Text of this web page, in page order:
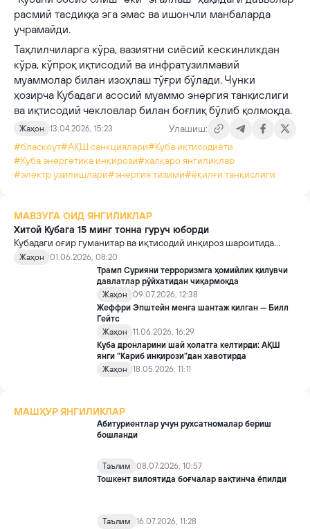
расмий тасдиққа эга эмас ва ишончли манбаларда
учрамайди.
Таҳлилчиларга кўра, вазиятни сиёсий кескинликдан
кўра, кўпроқ иқтисодий ва инфратузилмавий
муаммолар билан изоҳлаш тўғри бўлади. Чунки
ҳозирча Кубадаги асосий муаммо энергия танқислиги
ва иқтисодий чекловлар билан боғлиқ бўлиб қолмоқда.
Жаҳон 13.04.2026, 15:23
Улашиш:
#блаcкоут#АҚШ санкциялари#Куба иқтисодиёти
#Куба энергетика инқирози#халқаро янгиликлар
#электр узилишлари#энергия тизими#ёқилғи танқислиги
МАВЗУГА ОИД ЯНГИЛИКЛАР
Хитой Кубага 15 минг тонна гуруч юборди
Кубадаги оғир гуманитар ва иқтисодий инқироз шароитида
Хитой мамлакатга озиқ-овқат ёрдамининг биринчи партиясини
Жаҳон
01.06.2026, 08:20
Трамп Сурияни терроризмга ҳомийлик қилувчи
давлатлар рўйхатидан чиқармоқда
Жаҳон
09.07.2026, 12:38
Жеффри Эпштейн менга шантаж қилган — Билл
Гейтс
Жаҳон
11.06.2026, 16:29
Куба дронларини шай ҳолатга келтирди: АҚШ
янги “Кариб инқирози”дан хавотирда
Жаҳон
18.05.2026, 11:11
МАШҲУР ЯНГИЛИКЛАР
Абитуриентлар учун рухсатномалар бериш
бошланди
Таълим
08.07.2026, 10:57
Тошкент вилоятида боғчалар вақтинча ёпилди
Таълим
16.07.2026, 11:28